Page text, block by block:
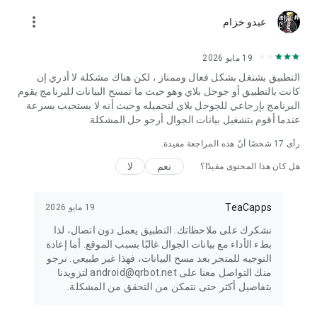
رموز QR معتمدة:
• وصلات الموقع (URL)
• الجدول الزمني للأحداث
• تقنيات تحديد المواقع الجغرافية
• مكالمة هاتفية للمعلومات
• البريد الإلكتروني، والرسائل القصيرة وMATMSG
الباركود والرموز ثنائية الأبعاد:
• Codabar أو Codeabar
• PDF417
• GS1 DataBar RSS-14
• كود ازتيك
• مصفوفة البيانات
QR Code is a registered trademark of DENSO WAVE
INCORPORATED in the United States and other countries.
عبدو خزام more_vert
19 مايو 2026
التطبيق يشتغل بشكل فعال وممتاز ، لكن هناك مشكلة لا أدري إن
كانت بالتطبيق أو جوجل بلاي وهو حيث ما تمسح البيانات للبرنامج يقوم
البرنامج بإرجاعي للجوجل بلاي لتحميله وحيث أنه لا يستجيب بسرعة
عندما أقوم بتشغيل بيانات الجوال أرجو حل المشكلة
رأى 17 شخصًا أنّ هذه المراجعة مفيدة.
هل كان هذا المحتوى مفيدًا؟ نعم لا
TeaCapps 19 مايو 2026
نشكرك على ملاحظاتك. التطبيق يعمل دون اتصال، لذا
بطء الأداء مع بيانات الجوال غالبًا بسبب الموقع. أما إعادة
التوجيه للمتجر بعد مسح البيانات، فهذا غير طبيعي. نرجو
منك التواصل معنا على android@qrbot.net لتزويدنا
بتفاصيل أكثر حتى نتمكن من التحقق من المشكلة.